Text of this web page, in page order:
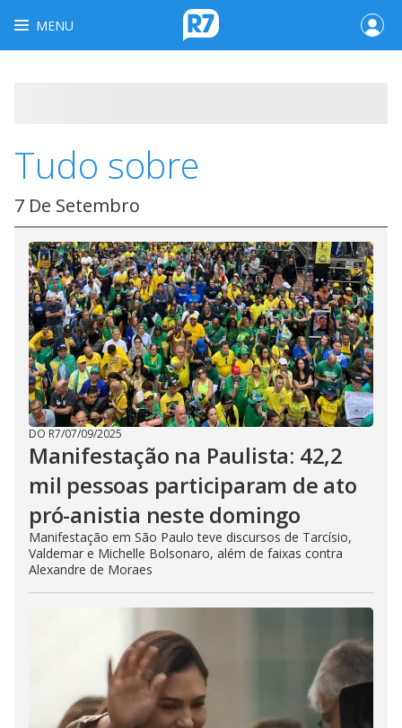
MENU
Tudo sobre
7 De Setembro
DO R7/07/09/2025
Manifestação na Paulista: 42,2
mil pessoas participaram de ato
pró-anistia neste domingo
Manifestação em São Paulo teve discursos de Tarcísio,
Valdemar e Michelle Bolsonaro, além de faixas contra
Alexandre de Moraes